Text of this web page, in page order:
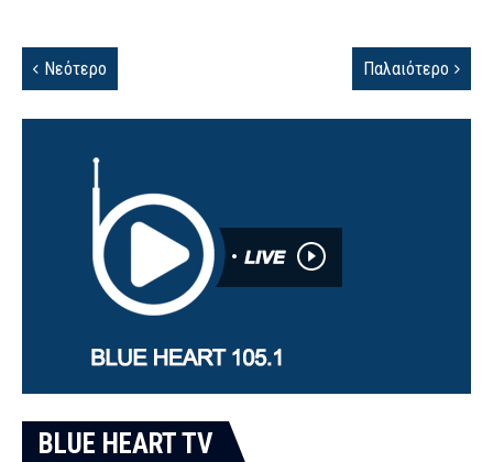
Νεότερο Παλαιότερο
BLUE HEART TV